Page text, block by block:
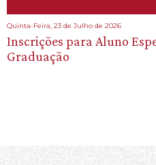
Quinta-Feira, 23 de Julho de 2026
Inscrições para Aluno
Graduação